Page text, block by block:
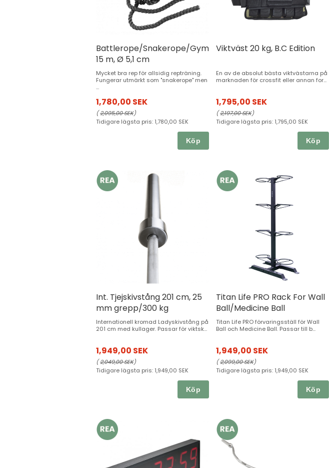
Battlerope/Snakerope/Gymrope
15 m, Ø 5,1 cm
Mycket bra rep för allsidig repträning.
Fungerar utmärkt som "snakerope" men
...
1,780,00 SEK
(2,095,00 SEK)
Tidigare lägsta pris: 1,780,00 SEK
Köp
Viktväst 20 kg, B.C Edition
En av de absolut bästa viktvästarna på
marknaden för crossfit eller annan for...
1,795,00 SEK
(2,197,00 SEK)
Tidigare lägsta pris: 1,795,00 SEK
Köp
Int. Tjejskivstång 201 cm, 25
mm grepp/300 kg
Internationell kromad Ladyskivstång på
201 cm med kullager. Passar för viktsk...
1,949,00 SEK
(2,049,00 SEK)
Tidigare lägsta pris: 1,949,00 SEK
Köp
Titan Life PRO Rack For Wall
Ball/Medicine Ball
Titan Life PRO förvaringsställ för Wall
Ball och Medicine Ball. Passar till b...
1,949,00 SEK
(2,099,00 SEK)
Tidigare lägsta pris: 1,949,00 SEK
Köp